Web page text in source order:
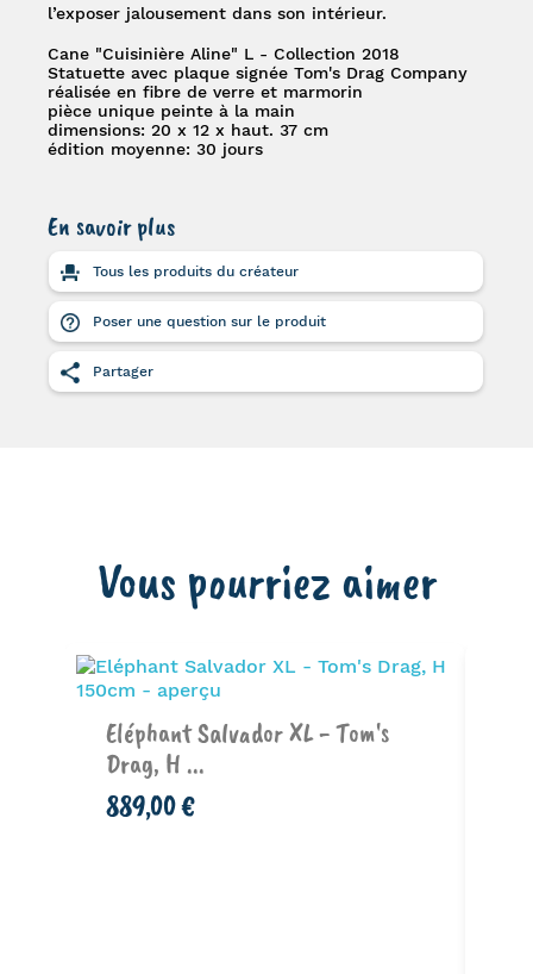
l’exposer jalousement dans son intérieur.
Cane "Cuisinière Aline" L - Collection 2018
Statuette avec plaque signée Tom's Drag Company
réalisée en fibre de verre et marmorin
pièce unique peinte à la main
dimensions: 20 x 12 x haut. 37 cm
édition moyenne: 30 jours
En savoir plus
Tous les produits du créateur
Poser une question sur le produit
Partager
Vous pourriez aimer
Eléphant Salvador XL - Tom's
Drag, H ...
889,00 €